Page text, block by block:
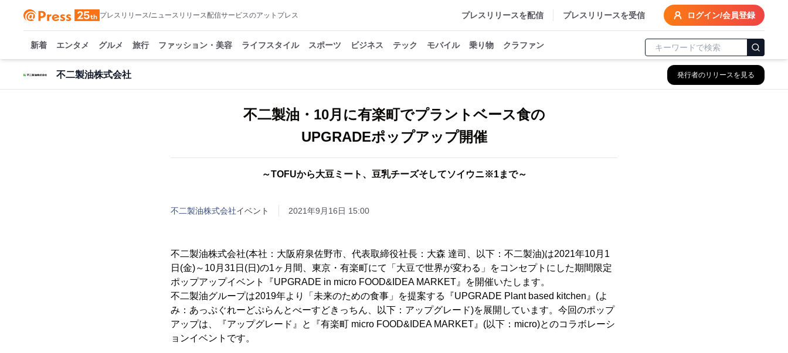
プレスリリース/ニュースリリース配信サービスのアットプレス プレスリリースを配信 プレスリリースを受信 ログイン/会員登録
新着 エンタメ グルメ 旅行 ファッション・美容 ライフスタイル スポーツ ビジネス テック モバイル 乗り物 クラファン
不二製油株式会社 発行者のリリースを見る
不二製油・10月に有楽町でプラントベース食の
UPGRADEポップアップ開催
～TOFUから大豆ミート、豆乳チーズそしてソイウニ※1まで～
不二製油株式会社イベント 2021年9月16日 15:00
不二製油株式会社(本社：大阪府泉佐野市、代表取締役社長：大森 達司、以下：不二製油)は2021年10月1
日(金)～10月31日(日)の1ヶ月間、東京・有楽町にて「大豆で世界が変わる」をコンセプトにした期間限定
ポップアップイベント『UPGRADE in micro FOOD&IDEA MARKET』を開催いたします。
不二製油グループは2019年より「未来のための食事」を提案する『UPGRADE Plant based kitchen』(よ
み：あっぷぐれーどぷらんとべーすどきっちん、以下：アップグレード)を展開しています。今回のポップ
アップは、『アップグレード』と『有楽町 micro FOOD&IDEA MARKET』(以下：micro)とのコラボレーシ
ョンイベントです。